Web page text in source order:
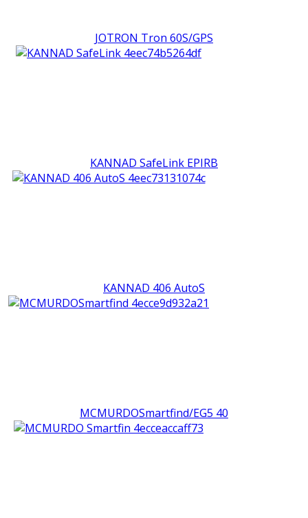
JOTRON Tron 60S/GPS
KANNAD SafeLink EPIRB
KANNAD 406 AutoS
MCMURDOSmartfind/EG5 40